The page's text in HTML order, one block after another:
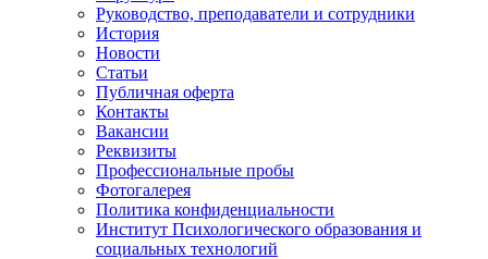
Руководство, преподаватели и сотрудники
История
Новости
Статьи
Публичная оферта
Контакты
Вакансии
Реквизиты
Профессиональные пробы
Фотогалерея
Политика конфиденциальности
Институт Психологического образования и
социальных технологий